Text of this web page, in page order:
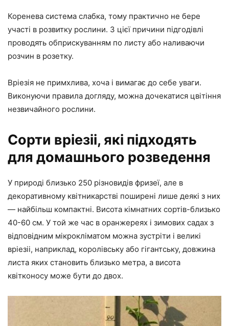
Коренева система слабка, тому практично не бере
участі в розвитку рослини. З цієї причини підгодівлі
проводять обприскуванням по листу або наливаючи
розчин в розетку.
Вріезія не примхлива, хоча і вимагає до себе уваги.
Виконуючи правила догляду, можна дочекатися цвітіння
незвичайного рослини.
Сорти вріезіі, які підходять
для домашнього розведення
У природі близько 250 різновидів фризеї, але в
декоративному квітникарстві поширені лише деякі з них
— найбільш компактні. Висота кімнатних сортів-близько
40-60 см. У той же час в оранжереях і зимових садах з
відповідним мікрокліматом можна зустріти і великі
вріезіі, наприклад, королівську або гігантську, довжина
листа яких становить близько метра, а висота
квітконосу може бути до двох.